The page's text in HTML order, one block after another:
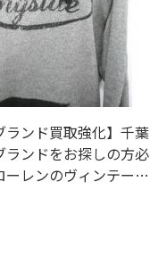
ランド買取強化】千葉
ランドをお探しの方必
ーレンのヴィンテー
て知られるアメリカ